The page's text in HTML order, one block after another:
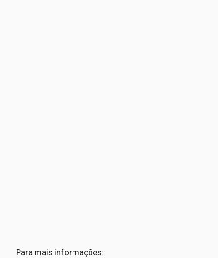
Para mais informações: